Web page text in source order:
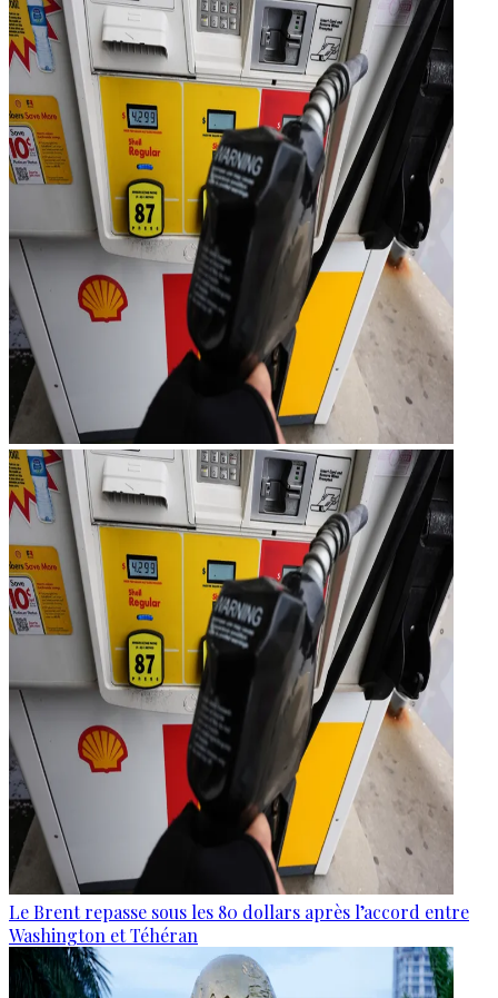
Le Brent repasse sous les 80 dollars après l’accord entre
Washington et Téhéran